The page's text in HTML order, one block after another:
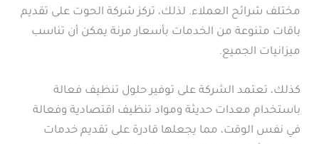
مختلف شرائح العملاء. لذلك، تركز شركة الحوت على تقديم
باقات متنوعة من الخدمات بأسعار مرنة يمكن أن تناسب
ميزانيات الجميع.
كذلك، تعتمد الشركة على توفير حلول تنظيف فعالة
باستخدام معدات حديثة ومواد تنظيف اقتصادية وفعالة
في نفس الوقت، مما يجعلها قادرة على تقديم خدمات